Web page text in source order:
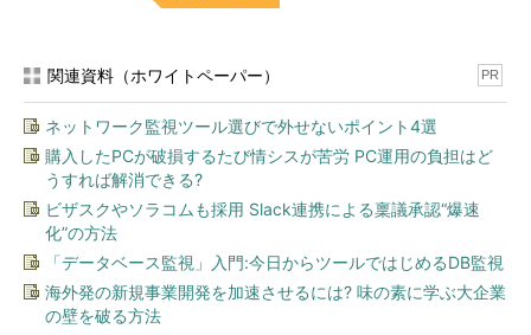
関連資料（ホワイトペーパー） PR
ネットワーク監視ツール選びで外せないポイント4選
購入したPCが破損するたび情シスが苦労 PC運用の負担はど
うすれば解消できる?
ビザスクやソラコムも採用 Slack連携による稟議承認“爆速
化”の方法
「データベース監視」入門:今日からツールではじめるDB監視
海外発の新規事業開発を加速させるには? 味の素に学ぶ大企業
の壁を破る方法